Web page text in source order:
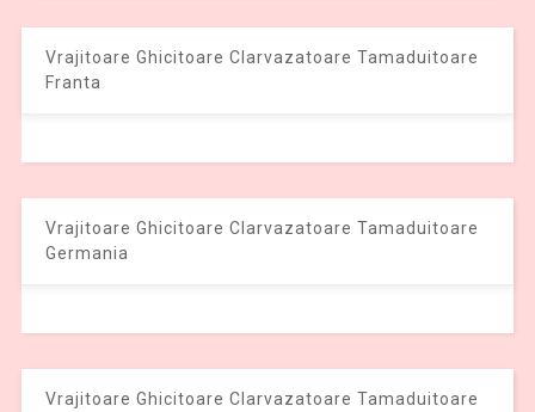
Vrajitoare Ghicitoare Clarvazatoare Tamaduitoare
Franta
Vrajitoare Ghicitoare Clarvazatoare Tamaduitoare
Germania
Vrajitoare Ghicitoare Clarvazatoare Tamaduitoare